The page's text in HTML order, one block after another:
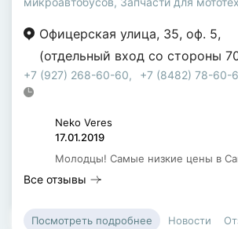
Офицерская улица, 35, оф. 5,
(отдельный вход со стороны
+7 (927) 268-60-60, +7 (8482) 78-60-
Neko Veres
17.01.2019
Молодцы! Самые низкие цены в
Все отзывы
Посмотреть подробнее Новости